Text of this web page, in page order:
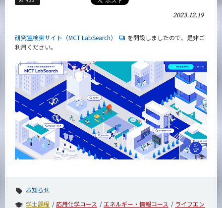
2023.12.19
研究室検索サイト（MCT LabSearch）
を開設しましたので、是非ご
利用ください。
お知らせ
学士課程
応用化学コース エネルギー・情報コース
ライフエン
Faculty and Laboratories
入学案内
応用化学系 News
News
News 一覧
カテゴリ別
課程別
月別
イベントカレンダー